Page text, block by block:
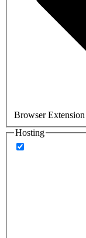
Browser Extension
Hosting